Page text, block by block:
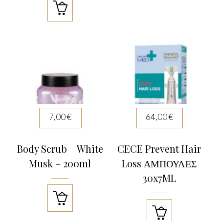

7,00€
Body Scrub – White
Musk – 200ml

64,00€
CECE Prevent Hair
Loss ΑΜΠΟΥΛΕΣ
30x7ML
